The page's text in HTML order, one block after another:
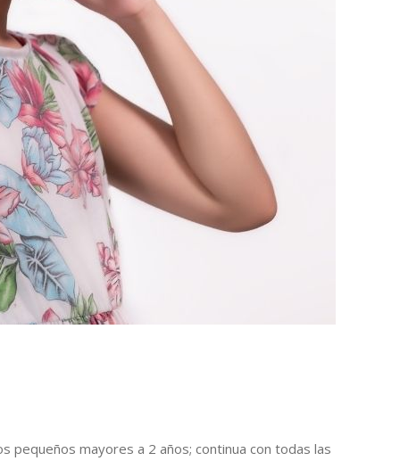
pequeños mayores a 2 años; continua con todas las